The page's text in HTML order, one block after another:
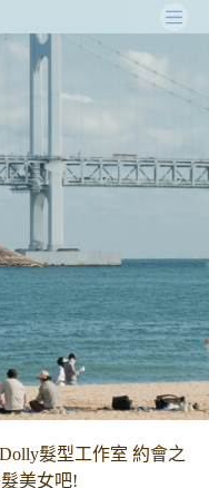
髮型工作室 約會之
美女吧!